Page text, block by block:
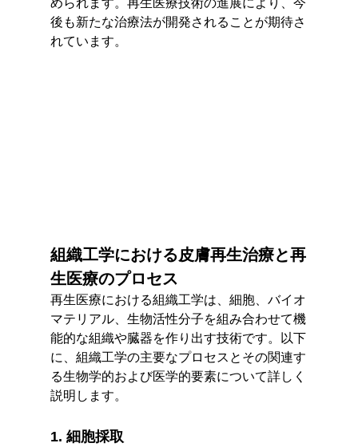
められます。再生医療技術の進展により、今
後も新たな治療法が開発されることが期待さ
れています。
組織工学における皮膚再生治療と再
生医療のプロセス
再生医療における組織工学は、細胞、バイオ
マテリアル、生物活性分子を組み合わせて機
能的な組織や臓器を作り出す技術です。以下
に、組織工学の主要なプロセスとその関連す
る生物学的および医学的要素について詳しく
説明します。
1. 細胞採取